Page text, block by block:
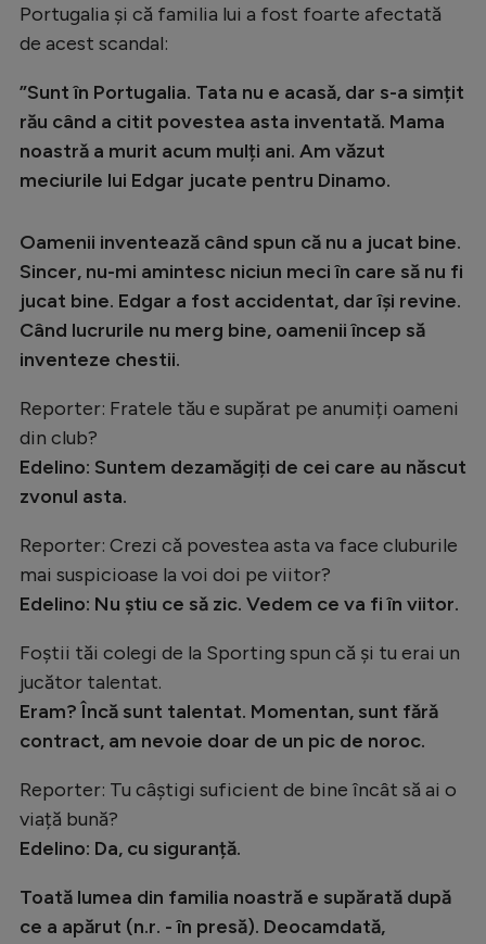
Creează cont
Portugalia și că familia lui a fost foarte afectată
de acest scandal:
”Sunt în Portugalia. Tata nu e acasǎ, dar s-a simțit
rău când a citit povestea asta inventatǎ. Mama
noastrǎ a murit acum mulți ani. Am văzut
meciurile lui Edgar jucate pentru Dinamo.
Oamenii inventează când spun că nu a jucat bine.
Sincer, nu-mi amintesc niciun meci în care să nu fi
jucat bine. Edgar a fost accidentat, dar îşi revine.
Când lucrurile nu merg bine, oamenii încep să
inventeze chestii.
Reporter: Fratele tău e supărat pe anumiți oameni
din club?
Edelino: Suntem dezamăgiți de cei care au născut
zvonul asta.
Reporter: Crezi cǎ povestea asta va face cluburile
mai suspicioase la voi doi pe viitor?
Edelino: Nu ştiu ce sǎ zic. Vedem ce va fi în viitor.
Foștii tăi colegi de la Sporting spun că şi tu erai un
jucător talentat.
Eram? Încă sunt talentat. Momentan, sunt fǎrǎ
contract, am nevoie doar de un pic de noroc.
Reporter: Tu câştigi suficient de bine încât să ai o
viață bună?
Edelino: Da, cu siguranță.
Toată lumea din familia noastră e supărată după
ce a apărut (n.r. - în presă). Deocamdată,